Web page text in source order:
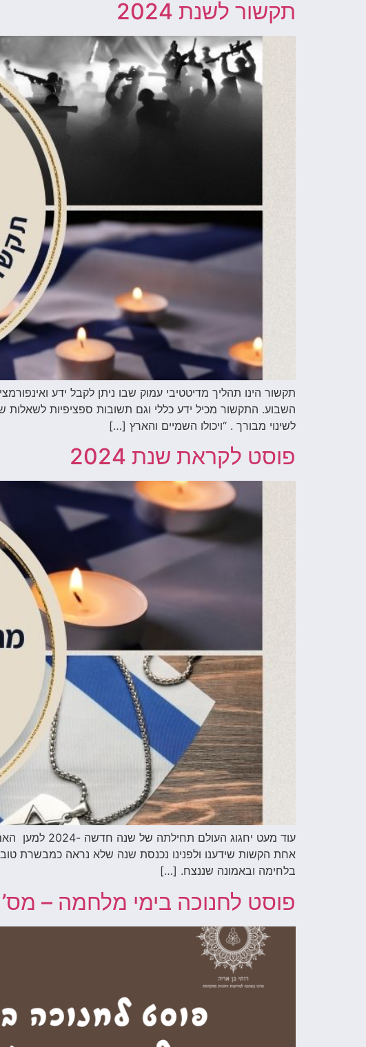
תקשור לשנת 2024
השבוע. התקשור מכיל ידע כללי וגם תשובות ספציפיות
לשינוי מבורך . “ויכולו השמיים והארץ […]
פוסט לקראת שנת 2024
עוד מעט
אחת הקשות שידענו ולפנינו נכנסת שנה שלא נראה כמבשרת
בלחימה ובאמונה שננצח. […]
פוסט לחנוכה בימי מלחמה – מס’ 2